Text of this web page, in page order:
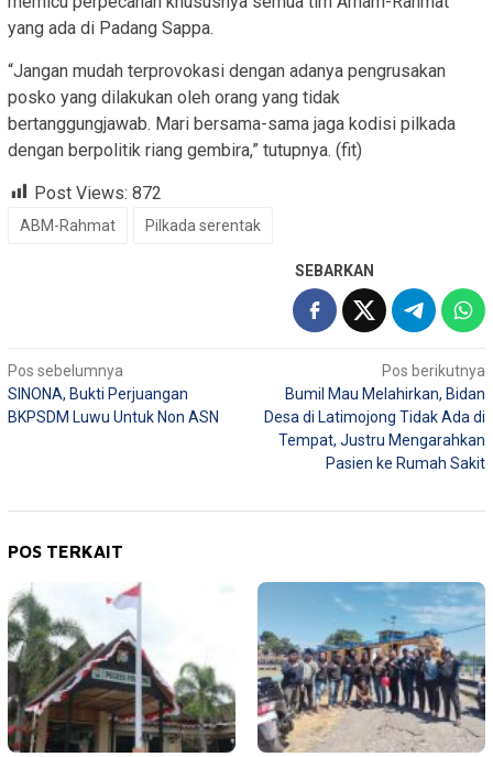
yang ada di Padang Sappa.
“Jangan mudah terprovokasi dengan adanya pengrusakan
posko yang dilakukan oleh orang yang tidak
bertanggungjawab. Mari bersama-sama jaga kodisi pilkada
dengan berpolitik riang gembira,” tutupnya. (fit)
Post Views: 872
ABM-Rahmat Pilkada serentak
SEBARKAN
Navigasi
pos
Pos sebelumnya
SINONA, Bukti Perjuangan
BKPSDM Luwu Untuk Non ASN
Pos berikutnya
Bumil Mau Melahirkan, Bidan
Desa di Latimojong Tidak Ada di
Tempat, Justru Mengarahkan
Pasien ke Rumah Sakit
POS TERKAIT